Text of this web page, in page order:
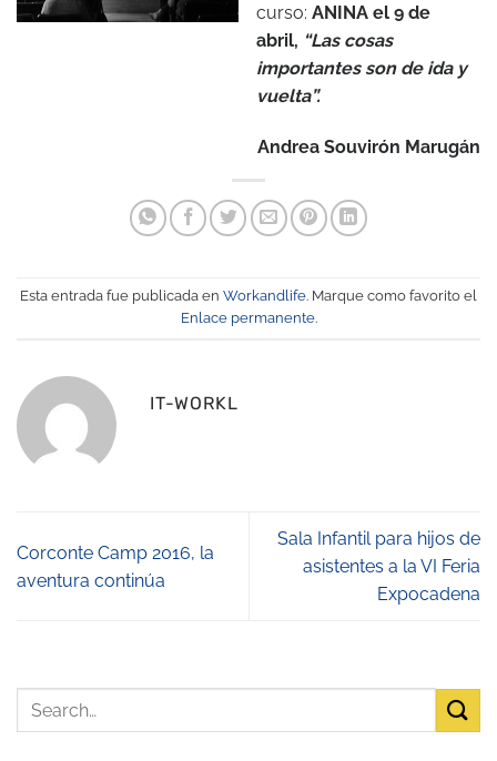
curso: ANINA el 9 de
abril, “Las cosas
importantes son de ida y
vuelta”.
Andrea Souvirón Marugán
Esta entrada fue publicada en Workandlife. Marque como favorito el
Enlace permanente.
IT-WORKL
Corconte Camp 2016, la
aventura continúa
Sala Infantil para hijos de
asistentes a la VI Feria
Expocadena